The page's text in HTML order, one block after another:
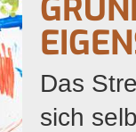
Das
sich